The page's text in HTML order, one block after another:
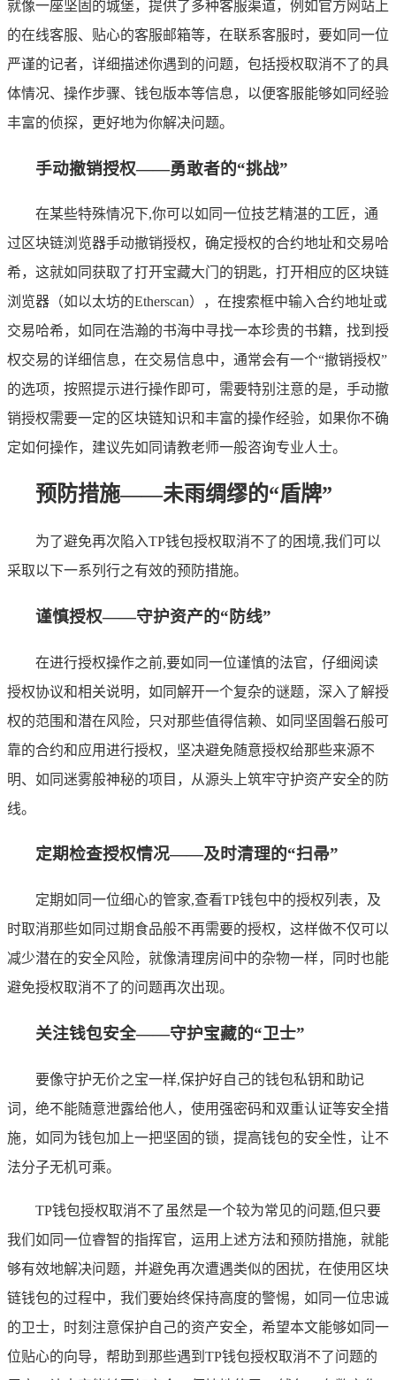
就像一座坚固的城堡，提供了多种客服渠道，例如官方网站上
的在线客服、贴心的客服邮箱等，在联系客服时，要如同一位
严谨的记者，详细描述你遇到的问题，包括授权取消不了的具
体情况、操作步骤、钱包版本等信息，以便客服能够如同经验
丰富的侦探，更好地为你解决问题。
手动撤销授权——勇敢者的“挑战”
在某些特殊情况下,你可以如同一位技艺精湛的工匠，通
过区块链浏览器手动撤销授权，确定授权的合约地址和交易哈
希，这就如同获取了打开宝藏大门的钥匙，打开相应的区块链
浏览器（如以太坊的Etherscan），在搜索框中输入合约地址或
交易哈希，如同在浩瀚的书海中寻找一本珍贵的书籍，找到授
权交易的详细信息，在交易信息中，通常会有一个“撤销授权”
的选项，按照提示进行操作即可，需要特别注意的是，手动撤
销授权需要一定的区块链知识和丰富的操作经验，如果你不确
定如何操作，建议先如同请教老师一般咨询专业人士。
预防措施——未雨绸缪的“盾牌”
为了避免再次陷入TP钱包授权取消不了的困境,我们可以
采取以下一系列行之有效的预防措施。
谨慎授权——守护资产的“防线”
在进行授权操作之前,要如同一位谨慎的法官，仔细阅读
授权协议和相关说明，如同解开一个复杂的谜题，深入了解授
权的范围和潜在风险，只对那些值得信赖、如同坚固磐石般可
靠的合约和应用进行授权，坚决避免随意授权给那些来源不
明、如同迷雾般神秘的项目，从源头上筑牢守护资产安全的防
线。
定期检查授权情况——及时清理的“扫帚”
定期如同一位细心的管家,查看TP钱包中的授权列表，及
时取消那些如同过期食品般不再需要的授权，这样做不仅可以
减少潜在的安全风险，就像清理房间中的杂物一样，同时也能
避免授权取消不了的问题再次出现。
关注钱包安全——守护宝藏的“卫士”
要像守护无价之宝一样,保护好自己的钱包私钥和助记
词，绝不能随意泄露给他人，使用强密码和双重认证等安全措
施，如同为钱包加上一把坚固的锁，提高钱包的安全性，让不
法分子无机可乘。
TP钱包授权取消不了虽然是一个较为常见的问题,但只要
我们如同一位睿智的指挥官，运用上述方法和预防措施，就能
够有效地解决问题，并避免再次遭遇类似的困扰，在使用区块
链钱包的过程中，我们要始终保持高度的警惕，如同一位忠诚
的卫士，时刻注意保护自己的资产安全，希望本文能够如同一
位贴心的向导，帮助到那些遇到TP钱包授权取消不了问题的